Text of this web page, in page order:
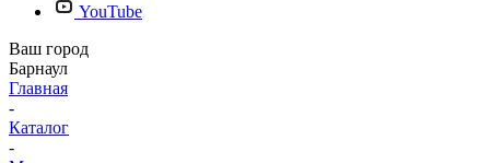
YouTube
Ваш город
Барнаул
Главная
-
Каталог
-